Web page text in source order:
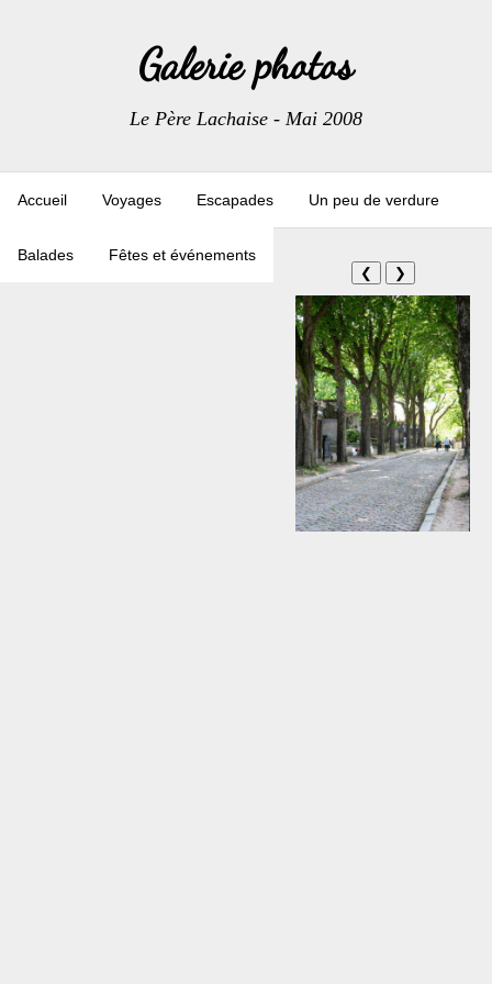
Galerie photos
Le Père Lachaise - Mai 2008
Accueil Voyages Escapades Un peu de verdure
Balades Fêtes et événements
❮ ❯